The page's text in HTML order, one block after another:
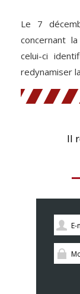
Le 7
concernant
celui-ci
redynamiser la
Il